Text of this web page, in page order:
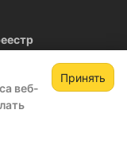
веб-
Принять